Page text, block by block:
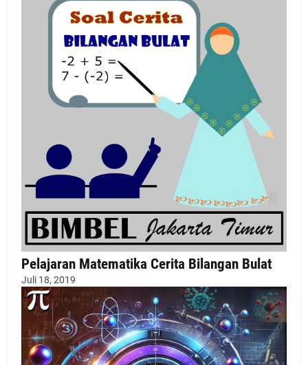
Pelajaran Matematika Cerita Bilangan Bulat
Juli 18, 2019